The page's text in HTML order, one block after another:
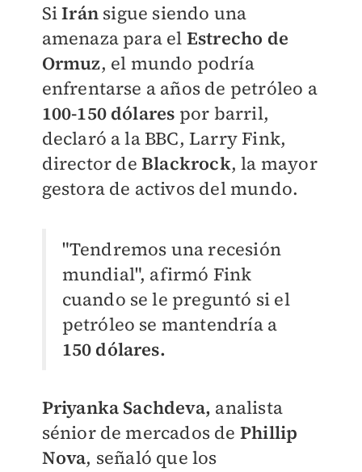
SiIrán sigue siendo una
amenaza para el Estrecho de
Ormuz, el mundo podría
enfrentarse a años de petróleo a
100-150 dólares por barril,
declaró a la BBC, Larry Fink,
director de Blackrock, la mayor
gestora de activos del mundo.
"Tendremos una recesión
mundial", afirmó Fink
cuando se le preguntó si el
petróleo se mantendría a
150 dólares.
Priyanka Sachdeva, analista
sénior de mercados de Phillip
Nova, señaló que los